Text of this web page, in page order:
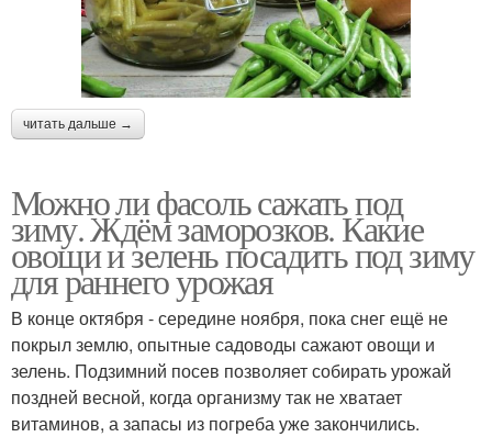
читать дальше →
Можно ли фасоль сажать под
зиму. Ждём заморозков. Какие
овощи и зелень посадить под зиму
для раннего урожая
В конце октября - середине ноября, пока снег ещё не
покрыл землю, опытные садоводы сажают овощи и
зелень. Подзимний посев позволяет собирать урожай
поздней весной, когда организму так не хватает
витаминов, а запасы из погреба уже закончились.